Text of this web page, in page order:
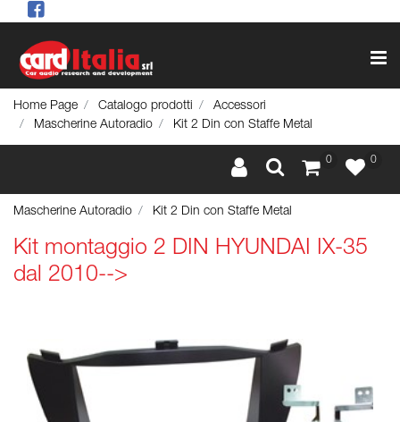
Home Page Catalogo prodotti
Accessori
Mascherine Autoradio
Kit 2 Din con Staffe Metal
0 0
Mascherine Autoradio Kit 2 Din con Staffe Metal
Kit montaggio 2 DIN HYUNDAI IX-35
dal 2010-->